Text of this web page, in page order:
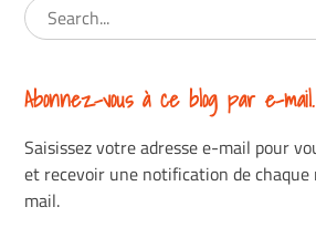
Abonnez-vous à ce blog par e-mail.
Saisissez votre adresse e-mail pour
et recevoir une notification de
mail.